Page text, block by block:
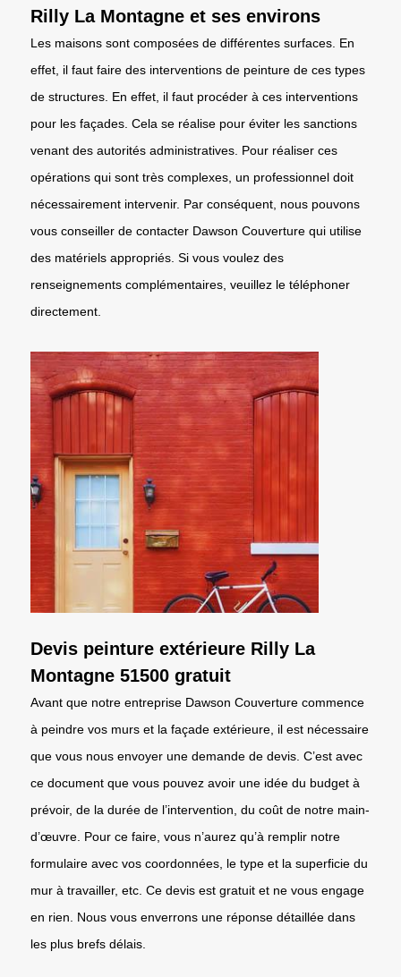
Rilly La Montagne et ses environs
Les maisons sont composées de différentes surfaces. En
effet, il faut faire des interventions de peinture de ces types
de structures. En effet, il faut procéder à ces interventions
pour les façades. Cela se réalise pour éviter les sanctions
venant des autorités administratives. Pour réaliser ces
opérations qui sont très complexes, un professionnel doit
nécessairement intervenir. Par conséquent, nous pouvons
vous conseiller de contacter Dawson Couverture qui utilise
des matériels appropriés. Si vous voulez des
renseignements complémentaires, veuillez le téléphoner
directement.
Devis peinture extérieure Rilly La
Montagne 51500 gratuit
Avant que notre entreprise Dawson Couverture commence
à peindre vos murs et la façade extérieure, il est nécessaire
que vous nous envoyer une demande de devis. C’est avec
ce document que vous pouvez avoir une idée du budget à
prévoir, de la durée de l’intervention, du coût de notre main-
d’œuvre. Pour ce faire, vous n’aurez qu’à remplir notre
formulaire avec vos coordonnées, le type et la superficie du
mur à travailler, etc. Ce devis est gratuit et ne vous engage
en rien. Nous vous enverrons une réponse détaillée dans
les plus brefs délais.